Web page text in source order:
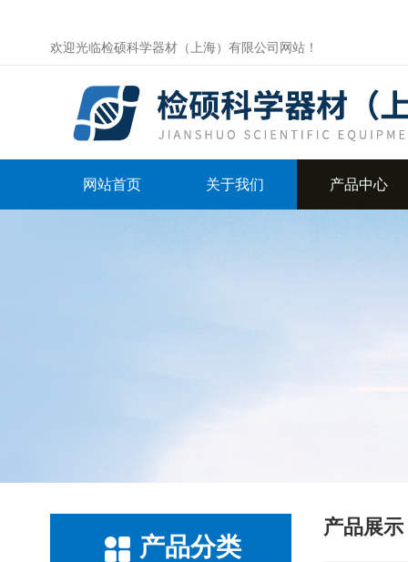
欢迎光临检硕科学器材（上海）有限公司网站！
网站首页 关于我们 产品中心
产品分类
产品展示